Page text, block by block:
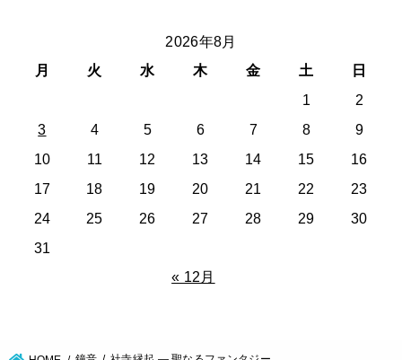
2026年8月
月
火 水 木 金 土
日
1
2
3
4 5 6 7 8
9
10
11 12 13 14 15
16
17
18 19 20 21 22
23
24
25 26 27 28 29
30
31
« 12月